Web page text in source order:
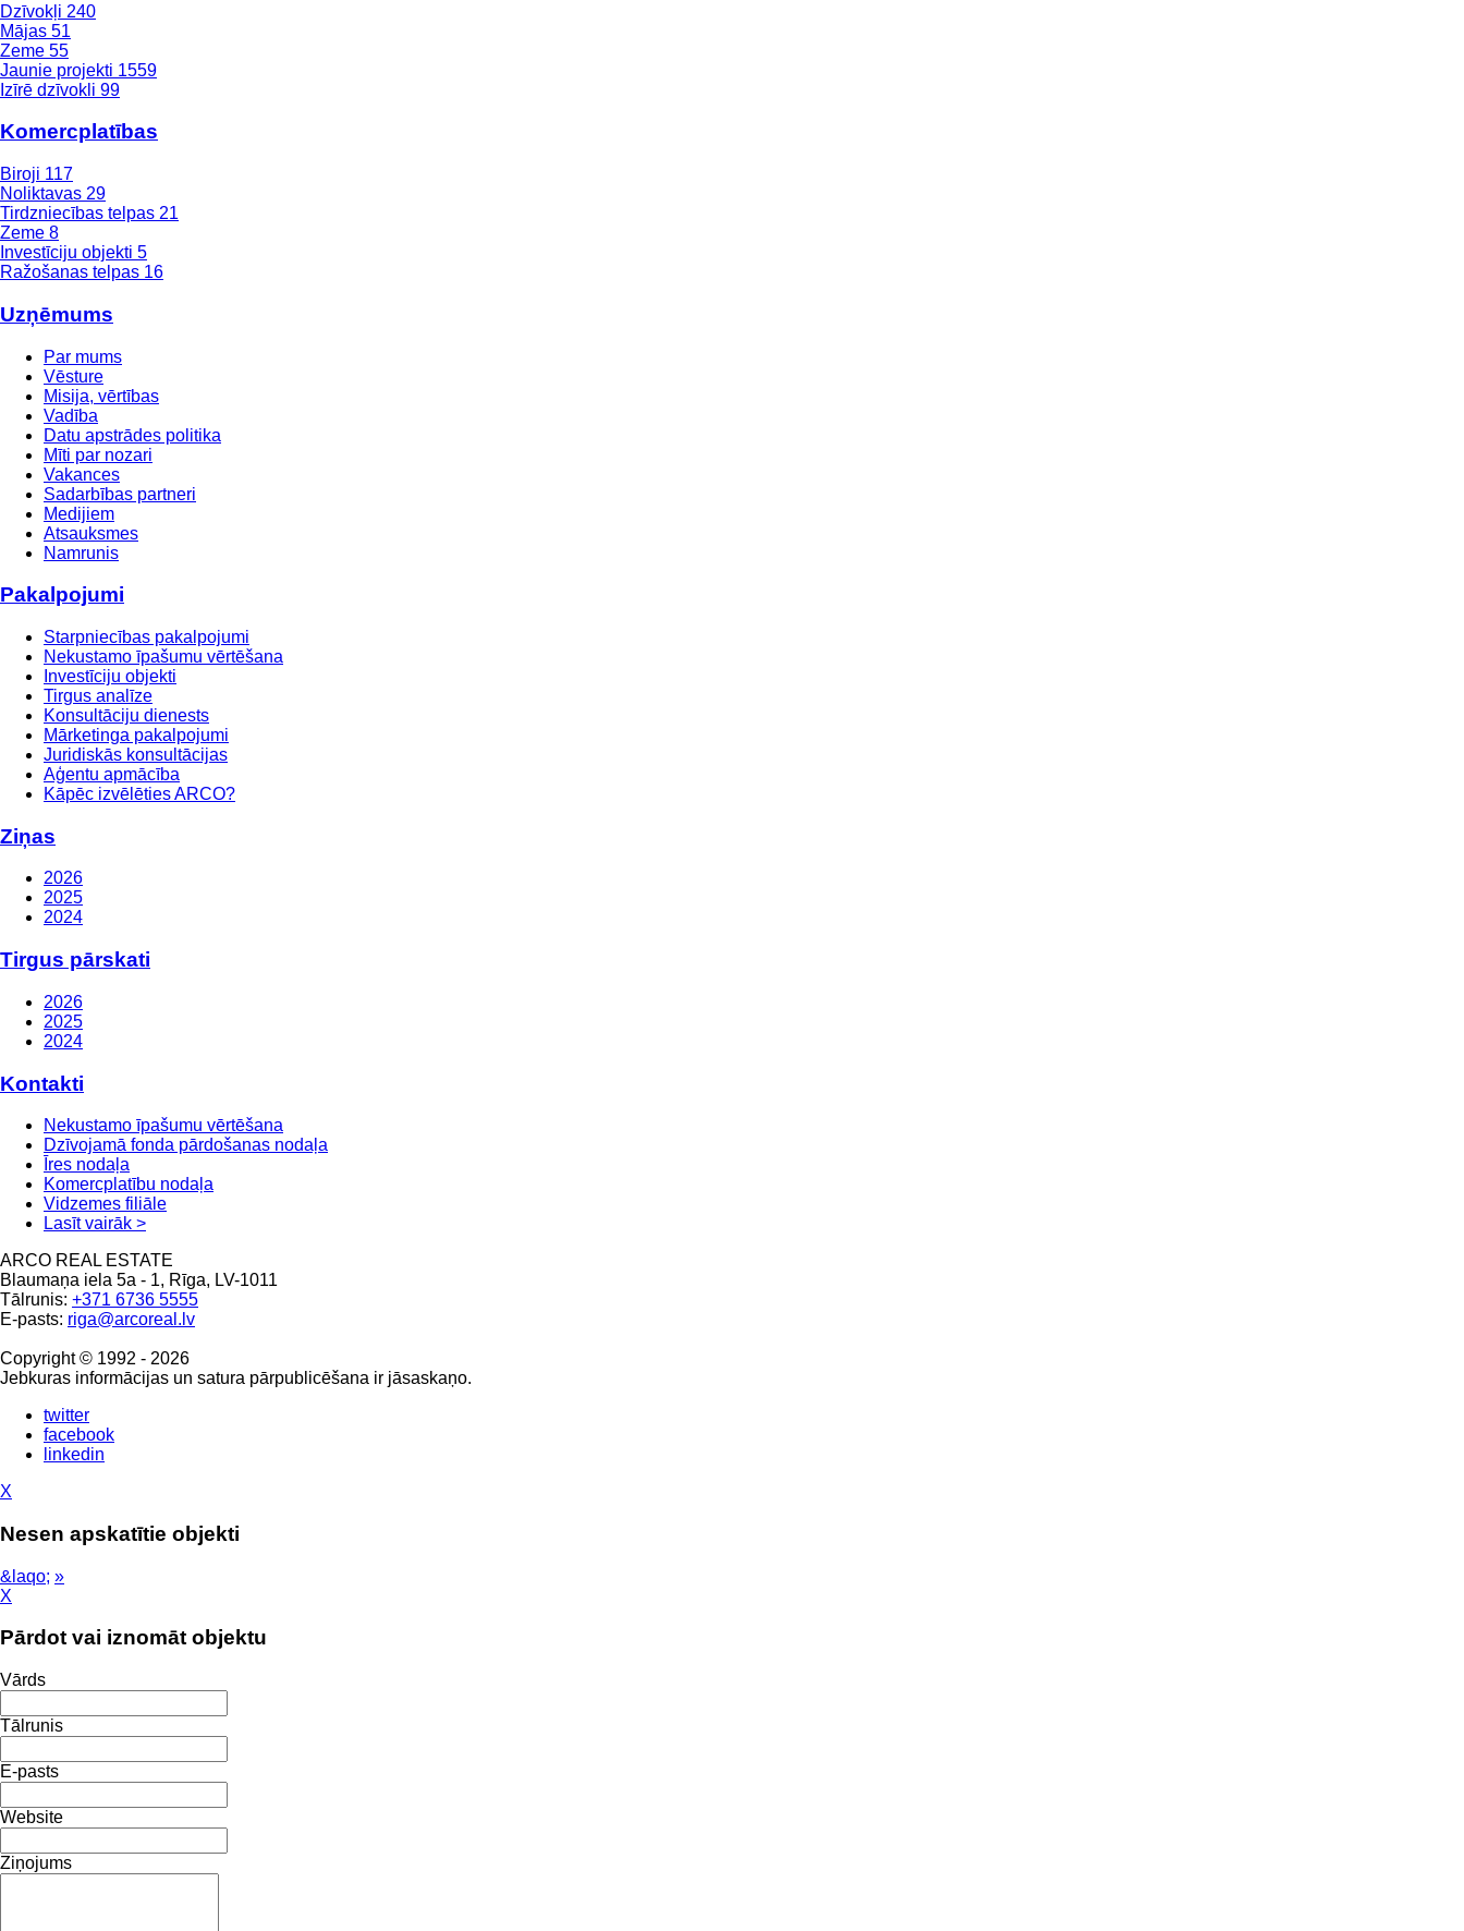
Dzīvokļi 240
Mājas 51
Zeme 55
Jaunie projekti 1559
Izīrē dzīvokli 99
Komercplatības
Biroji 117
Noliktavas 29
Tirdzniecības telpas 21
Zeme 8
Investīciju objekti 5
Ražošanas telpas 16
Uzņēmums
Par mums
Vēsture
Misija, vērtības
Vadība
Datu apstrādes politika
Mīti par nozari
Vakances
Sadarbības partneri
Medijiem
Atsauksmes
Namrunis
Pakalpojumi
Starpniecības pakalpojumi
Nekustamo īpašumu vērtēšana
Investīciju objekti
Tirgus analīze
Konsultāciju dienests
Mārketinga pakalpojumi
Juridiskās konsultācijas
Aģentu apmācība
Kāpēc izvēlēties ARCO?
Ziņas
2026
2025
2024
Tirgus pārskati
2026
2025
2024
Kontakti
Nekustamo īpašumu vērtēšana
Dzīvojamā fonda pārdošanas nodaļa
Īres nodaļa
Komercplatību nodaļa
Vidzemes filiāle
Lasīt vairāk >
ARCO REAL ESTATE
Blaumaņa iela 5a - 1, Rīga, LV-1011
Tālrunis: +371 6736 5555
E-pasts: riga@arcoreal.lv
Copyright © 1992 - 2026
Jebkuras informācijas un satura pārpublicēšana ir jāsaskaņo.
twitter
facebook
linkedin
X
Nesen apskatītie objekti
&laqo; »
X
Pārdot vai iznomāt objektu
Vārds
Tālrunis
E-pasts
Website
Ziņojums